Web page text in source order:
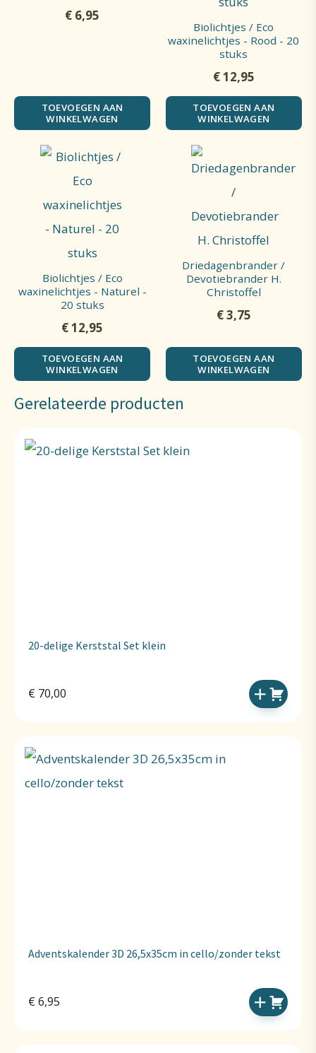
€ 6,95
TOEVOEGEN AAN
WINKELWAGEN
Biolichtjes / Eco
waxinelichtjes - Rood - 20
stuks
€12,95
TOEVOEGEN AAN
WINKELWAGEN
Biolichtjes / Eco
waxinelichtjes - Naturel -
20 stuks
€12,95
TOEVOEGEN AAN
WINKELWAGEN
Driedagenbrander /
Devotiebrander H.
Christoffel
€3,75
TOEVOEGEN AAN
WINKELWAGEN
Gerelateerde producten
20-delige Kerststal Set klein
€ 70,00
Adventskalender 3D 26,5x35cm in cello/zonder tekst
€ 6,95